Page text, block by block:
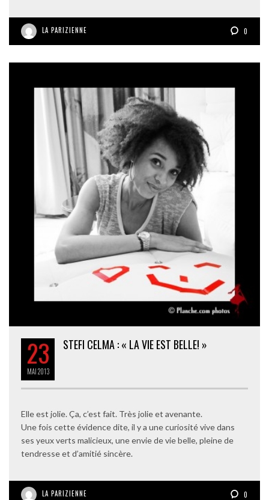
LA PARIZIENNE 0
23
MAI2013
STEFI CELMA : « LA VIE EST BELLE! »
Elle est jolie. Ça, c’est fait. Très jolie et avenante.
Une fois cette évidence dite, il y a une curiosité vive dans
ses yeux verts malicieux, une envie de vie belle, pleine de
tendresse et d’amitié sincère.
LA PARIZIENNE 0